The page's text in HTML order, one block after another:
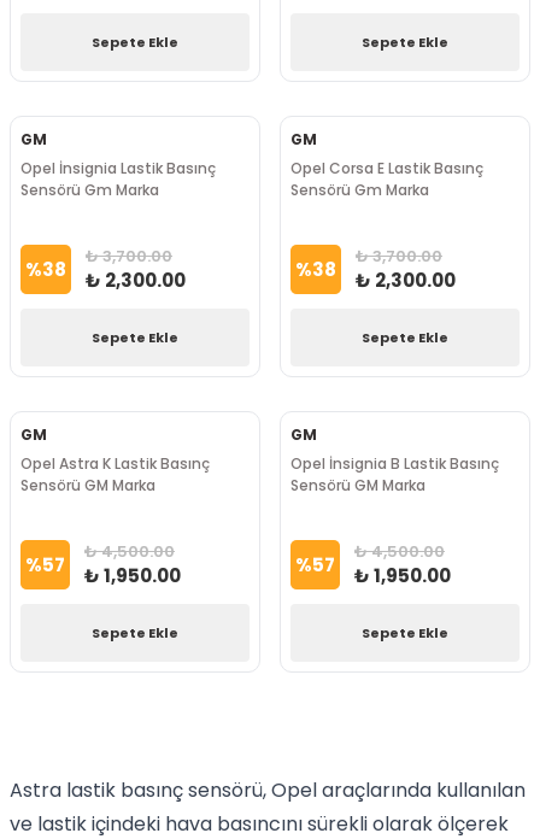
Sepete Ekle Sepete Ekle
GM
Opel İnsignia Lastik Basınç
Sensörü Gm Marka
%38 ₺ 3,700.00
₺ 2,300.00
Sepete Ekle
GM
Opel Corsa E Lastik Basınç
Sensörü Gm Marka
%38 ₺ 3,700.00
₺ 2,300.00
Sepete Ekle
GM
Opel Astra K Lastik Basınç
Sensörü GM Marka
%57 ₺ 4,500.00
₺ 1,950.00
Sepete Ekle
GM
Opel İnsignia B Lastik Basınç
Sensörü GM Marka
%57 ₺ 4,500.00
₺ 1,950.00
Sepete Ekle
Astra lastik basınç sensörü,Opelaraçlarında kullanılan
ve lastik içindeki hava basıncını sürekli olarak ölçerek